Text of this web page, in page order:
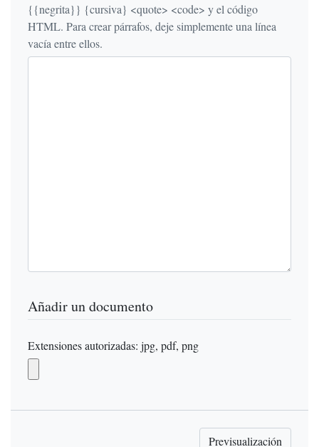
{{negrita}} {cursiva} <quote> <code> y el código
HTML. Para crear párrafos, deje simplemente una línea
vacía entre ellos.
Añadir un documento
Extensiones autorizadas: jpg, pdf, png